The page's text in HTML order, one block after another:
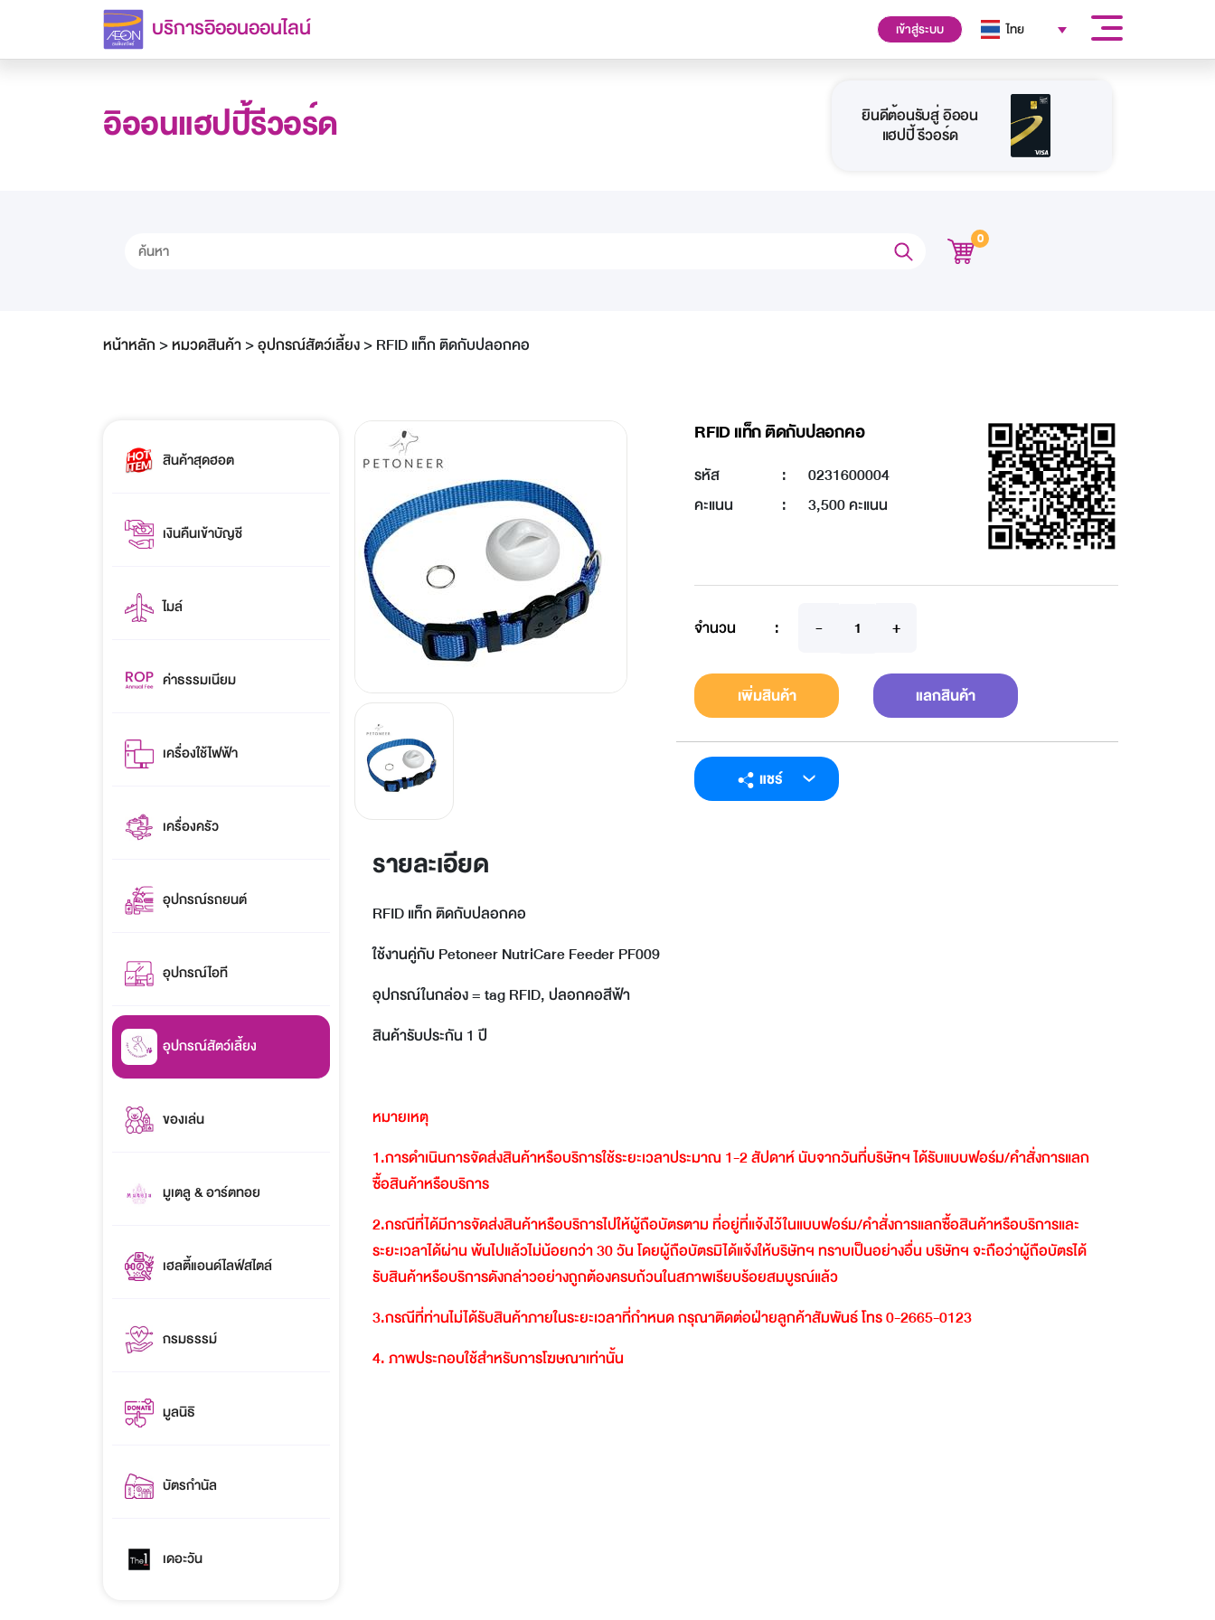
บริการอิออนออนไลน์ เข้าสู่ระบบ ไทย
อิออนแฮปปี้รีวอร์ด ยินดีต้อนรับสู่ อิออน
แฮปปี้ รีวอร์ด
0
หน้าหลัก >หมวดสินค้า>อุปกรณ์สัตว์เลี้ยง>RFID แท็ก ติดกับปลอกคอ
สินค้าสุดฮอต
เงินคืนเข้าบัญชี
ไมล์
ค่าธรรมเนียม
เครื่องใช้ไฟฟ้า
เครื่องครัว
อุปกรณ์รถยนต์
อุปกรณ์ไอที
อุปกรณ์สัตว์เลี้ยง
ของเล่น
มูเตลู & อาร์ตทอย
เฮลตี้แอนด์ไลฟ์สไตล์
กรมธรรม์
มูลนิธิ
บัตรกำนัล
เดอะวัน
RFID แท็ก ติดกับปลอกคอ
รหัส :
0231600004
คะแนน
: 3,500 คะแนน
จำนวน :
เพิ่มสินค้า แลกสินค้า
แชร์
รายละเอียด
RFID แท็ก ติดกับปลอกคอ
ใช้งานคู่กับ Petoneer NutriCare Feeder PF009
อุปกรณ์ในกล่อง = tag RFID, ปลอกคอสีฟ้า
สินค้ารับประกัน 1 ปี
หมายเหตุ
1.การดำเนินการจัดส่งสินค้าหรือบริการใช้ระยะเวลาประมาณ 1-2สัปดาห์นับจากวันที่บริษัทฯได้รับแบบฟอร์ม/คำสั่งการแลก
ซื้อสินค้าหรือบริการ
2.กรณีที่ได้มีการจัดส่งสินค้าหรือบริการไปให้ผู้ถือบัตรตามที่อยู่ที่แจ้งไว้ในแบบฟอร์ม/คำสั่งการแลกซื้อสินค้าหรือบริการและ
ระยะเวลาได้ผ่านพ้นไปแล้วไม่น้อยกว่า30วันโดยผู้ถือบัตรมิได้แจ้งให้บริษัทฯทราบเป็นอย่างอื่นบริษัทฯจะถือว่าผู้ถือบัตรได้
รับสินค้าหรือบริการดังกล่าวอย่างถูกต้องครบถ้วนในสภาพเรียบร้อยสมบูรณ์แล้ว
3.กรณีที่ท่านไม่ได้รับสินค้าภายในระยะเวลาที่กำหนดกรุณาติดต่อฝ่ายลูกค้าสัมพันธ์โทร0-2665-0123
4.ภาพประกอบใช้สำหรับการโฆษณาเท่านั้น